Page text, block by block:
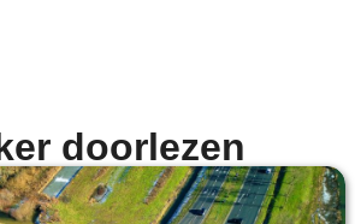
doorlezen